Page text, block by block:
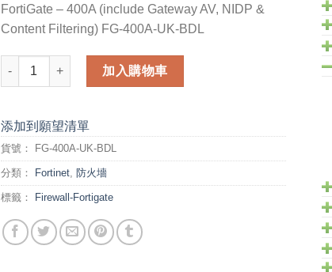
FortiGate – 400A (include Gateway AV, NIDP &
Content Filtering) FG-400A-UK-BDL
FortiGate - 400A (include Gateway AV, NIDP & Content
加入購物車
添加到願望清單
貨號： FG-400A-UK-BDL
分類： Fortinet 防火墻
標籤： Firewall-Fortigate